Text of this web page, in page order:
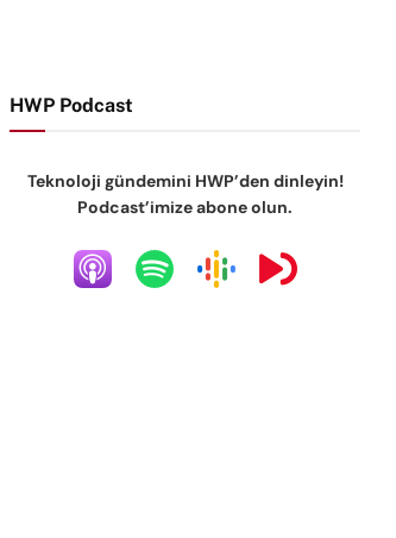
HWP Podcast
Teknoloji gündemini HWP’den dinleyin!
Podcast’imize abone olun.